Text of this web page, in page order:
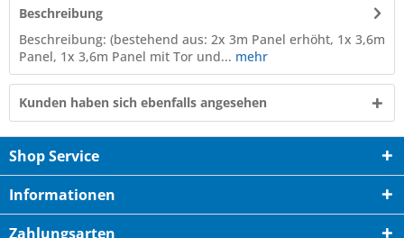
Beschreibung
Beschreibung: (bestehend aus: 2x 3m Panel erhöht, 1x 3,6m
Panel, 1x 3,6m Panel mit Tor und... mehr
Kunden haben sich ebenfalls angesehen
Shop Service
Informationen
Zahlungsarten